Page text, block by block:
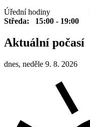
Úřední hodiny
Středa: 15:00 - 19:00
Aktuální počasí
dnes, neděle 9. 8. 2026